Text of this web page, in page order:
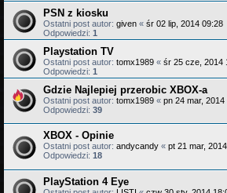
PSN z kiosku
Ostatni post autor: given « śr 02 lip, 2014 09:28
Odpowiedzi: 1
Playstation TV
Ostatni post autor: tomx1989 « śr 25 cze, 2014
Odpowiedzi: 1
Gdzie Najlepiej przerobic XBOX-a
Ostatni post autor: tomx1989 « pn 24 mar, 2014
Odpowiedzi: 39
XBOX - Opinie
Ostatni post autor: andycandy « pt 21 mar,
Odpowiedzi: 18
PlayStation 4 Eye